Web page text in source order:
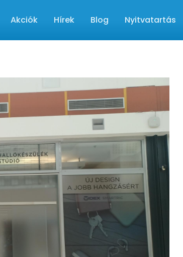
Akciók Hírek Blog Nyitvatartás